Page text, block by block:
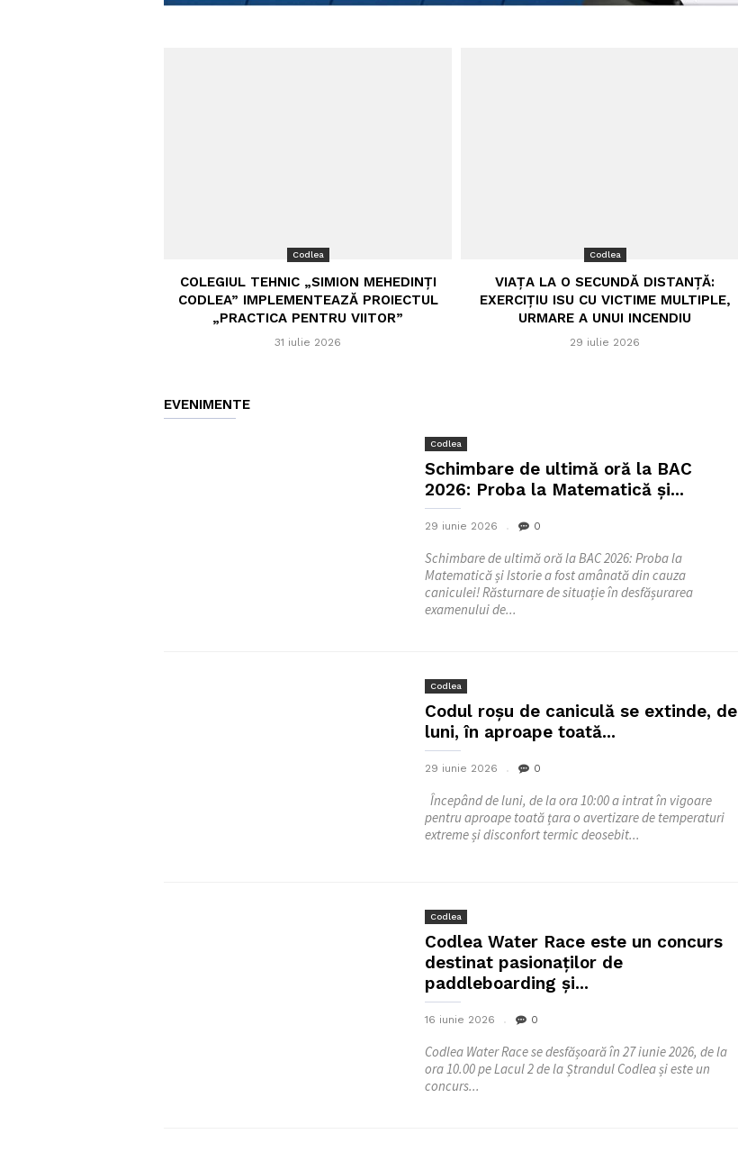
Codlea
COLEGIUL TEHNIC „SIMION MEHEDINȚI
CODLEA” IMPLEMENTEAZĂ PROIECTUL
„PRACTICA PENTRU VIITOR”
31 iulie 2026
Codlea
VIAȚA LA O SECUNDĂ DISTANȚĂ:
EXERCIȚIU ISU CU VICTIME MULTIPLE,
URMARE A UNUI INCENDIU
29 iulie 2026
EVENIMENTE
Codlea
Schimbare de ultimă oră la BAC
2026: Proba la Matematică și...
29 iunie 2026 0
Schimbare de ultimă oră la BAC 2026: Proba la
Matematică și Istorie a fost amânată din cauza
caniculei! Răsturnare de situație în desfășurarea
examenului de...
Codlea
Codul roșu de caniculă se extinde, de
luni, în aproape toată...
29 iunie 2026 0
Începând de luni, de la ora 10:00 a intrat în vigoare
pentru aproape toată țara o avertizare de temperaturi
extreme și disconfort termic deosebit...
Codlea
Codlea Water Race este un concurs
destinat pasionaților de
paddleboarding și...
16 iunie 2026 0
Codlea Water Race se desfășoară în 27 iunie 2026, de la
ora 10.00 pe Lacul 2 de la Ștrandul Codlea și este un
concurs...